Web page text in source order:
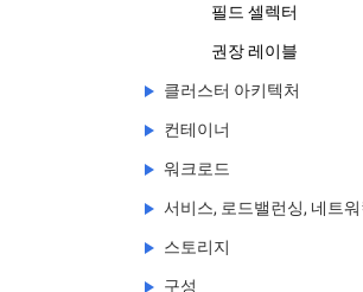
필드 셀렉터
권장 레이블
클러스터 아키텍처
노드
마스터-노드 커뮤니케이
컨트롤러
클라우트 컨트롤러 매니
컨테이너
Containers overview
이미지
Container Environment
런타임 클래스
워크로드
파드
파드(Pod) 개요
컨트롤러
서비스, 로드밸런싱, 네트워
서비스
서비스 토폴로지
스토리지
볼륨
구성